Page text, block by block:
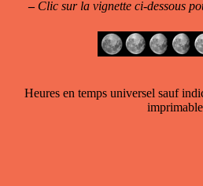
– Clic sur la vignette ci-dessous
Heures en temps universel sauf